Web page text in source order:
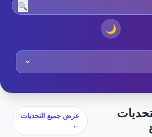
🔍
🌙
عرض جميع التحديات
←